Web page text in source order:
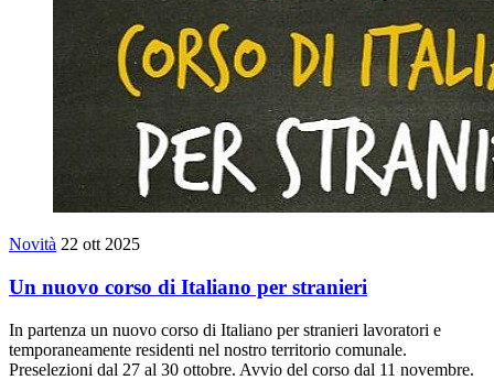
Novità 22 ott 2025
Un nuovo corso di Italiano per stranieri
In partenza un nuovo corso di Italiano per stranieri lavoratori e
temporaneamente residenti nel nostro territorio comunale.
Preselezioni dal 27 al 30 ottobre. Avvio del corso dal 11 novembre.